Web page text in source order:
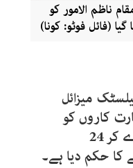
ناظم الامور کو
(فائل فوٹو: کونا)
میزائل
کاروں کو
’ناپسندیدہ شخصیت‘ قرار دے کر 24
کا حکم دیا ہے۔